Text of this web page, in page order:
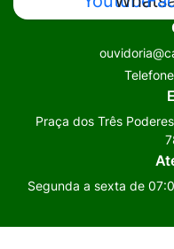
a
Social
a
Social
a
Praça dos Três
Segunda a sexta de